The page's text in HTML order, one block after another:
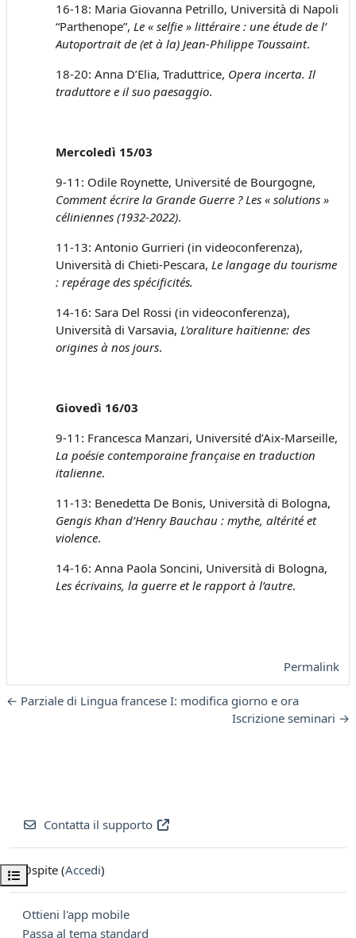
Apri indice del corso
16-18: Maria Giovanna Petrillo, Università di Napoli
“Parthenope”, Le « selfie » littéraire : une étude de l’
Autoportrait de (et à la) Jean-Philippe Toussaint.
18-20: Anna D’Elia, Traduttrice, Opera incerta. Il
traduttore e il suo paesaggio.
Mercoledì 15/03
9-11: Odile Roynette, Université de Bourgogne,
Comment écrire la Grande Guerre ? Les « solutions »
céliniennes (1932-2022).
11-13: Antonio Gurrieri (in videoconferenza),
Università di Chieti-Pescara, Le langage du tourisme
: repérage des spécificités.
14-16: Sara Del Rossi (in videoconferenza),
Università di Varsavia, L'oraliture haïtienne: des
origines à nos jours.
Giovedì 16/03
9-11: Francesca Manzari, Université d’Aix-Marseille,
La poésie contemporaine française en traduction
italienne.
11-13: Benedetta De Bonis, Università di Bologna,
Gengis Khan d’Henry Bauchau : mythe, altérité et
violence.
14-16: Anna Paola Soncini, Università di Bologna,
Les écrivains, la guerre et le rapport à l’autre.
Permalink
← Parziale di Lingua francese I: modifica giorno e ora
Iscrizione seminari →
Contatta il supporto
Ospite (Accedi)
Ottieni l'app mobile
Passa al tema standard